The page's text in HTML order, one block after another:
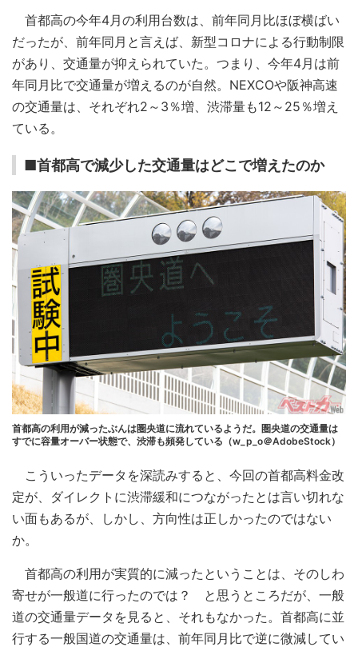
首都高の今年4月の利用台数は、前年同月比ほぼ横ばい
だったが、前年同月と言えば、新型コロナによる行動制限
があり、交通量が抑えられていた。つまり、今年4月は前
年同月比で交通量が増えるのが自然。NEXCOや阪神高速
の交通量は、それぞれ2～3％増、渋滞量も12～25％増え
ている。
■首都高で減少した交通量はどこで増えたのか
首都高の利用が減ったぶんは圏央道に流れているようだ。圏央道の交通量は
すでに容量オーバー状態で、渋滞も頻発している（w_p_o＠AdobeStock）
こういったデータを深読みすると、今回の首都高料金改
定が、ダイレクトに渋滞緩和につながったとは言い切れな
い面もあるが、しかし、方向性は正しかったのではない
か。
首都高の利用が実質的に減ったということは、そのしわ
寄せが一般道に行ったのでは？ と思うところだが、一般
道の交通量データを見ると、それもなかった。首都高に並
行する一般国道の交通量は、前年同月比で逆に微減してい